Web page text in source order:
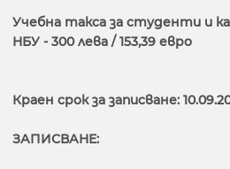
Учебна такса за студенти и
НБУ - 300 лева / 153,39 евро
Краен срок за записване:
ЗАПИСВАНЕ: